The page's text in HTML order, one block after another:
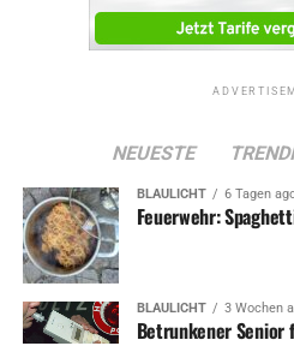
NEUESTE
BLAULICHT 6 Tagen
Feuerwehr:
BLAULICHT 3 Wochen
Betrunkener Senior